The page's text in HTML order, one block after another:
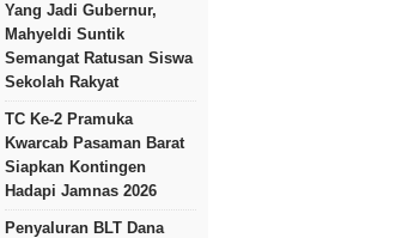
Yang Jadi Gubernur,
Mahyeldi Suntik
Semangat Ratusan Siswa
Sekolah Rakyat
TC Ke-2 Pramuka
Kwarcab Pasaman Barat
Siapkan Kontingen
Hadapi Jamnas 2026
Penyaluran BLT Dana